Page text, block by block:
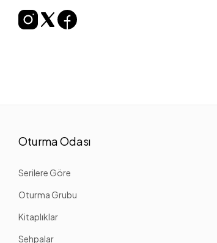
Oturma Odası
Serilere Göre
Oturma Grubu
Kitaplıklar
Sehpalar